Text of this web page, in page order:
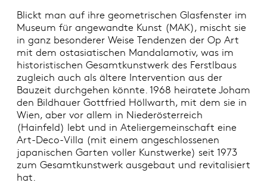
Blickt man auf ihre geometrischen Glasfenster im
Museum für angewandte Kunst (MAK), mischt sie
in ganz besonderer Weise Tendenzen der Op Art
mit dem ostasiatischen Mandalamotiv, was im
historistischen Gesamtkunstwerk des Ferstlbaus
zugleich auch als ältere Intervention aus der
Bauzeit durchgehen könnte. 1968 heiratete Joham
den Bildhauer Gottfried Höllwarth, mit dem sie in
Wien, aber vor allem in Niederösterreich
(Hainfeld) lebt und in Ateliergemeinschaft eine
Art-Deco-Villa (mit einem angeschlossenen
japanischen Garten voller Kunstwerke) seit 1973
zum Gesamtkunstwerk ausgebaut und revitalisiert
hat.